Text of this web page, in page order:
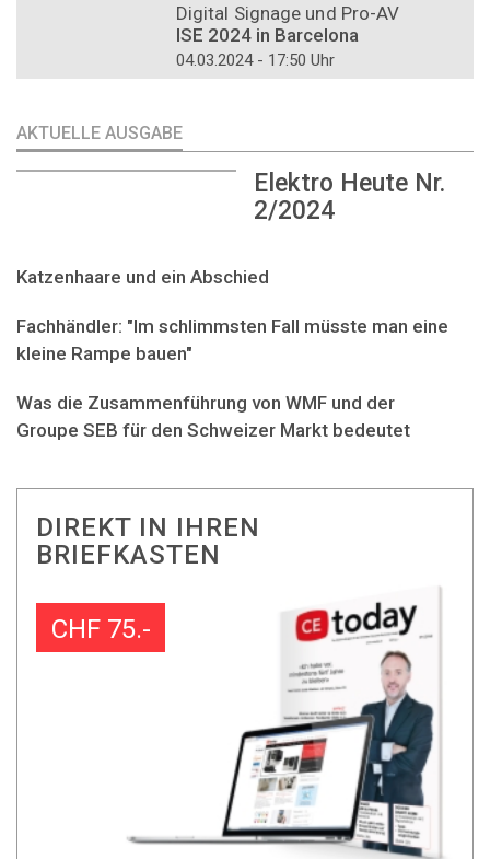
Digital Signage und Pro-AV
ISE 2024 in Barcelona
04.03.2024 - 17:50 Uhr
AKTUELLE AUSGABE
Elektro Heute Nr.
2/2024
Katzenhaare und ein Abschied
Fachhändler: "Im schlimmsten Fall müsste man eine
kleine Rampe bauen"
Was die Zusammenführung von WMF und der
Groupe SEB für den Schweizer Markt bedeutet
DIREKT IN IHREN
BRIEFKASTEN
CHF 75.-